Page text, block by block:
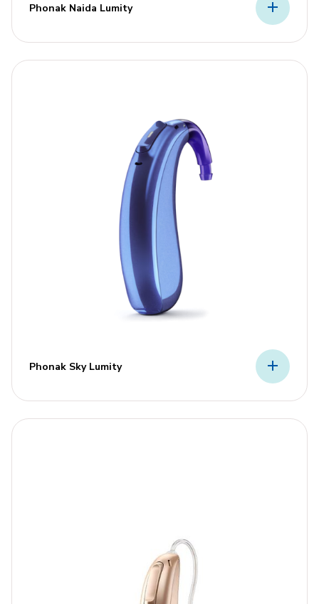
Phonak Naida Lumity
Phonak Sky Lumity